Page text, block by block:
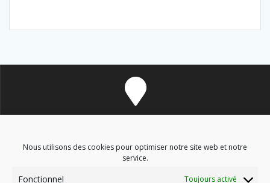
Nous utilisons des cookies pour optimiser notre site web et notre
service.
Fonctionnel Toujours activé